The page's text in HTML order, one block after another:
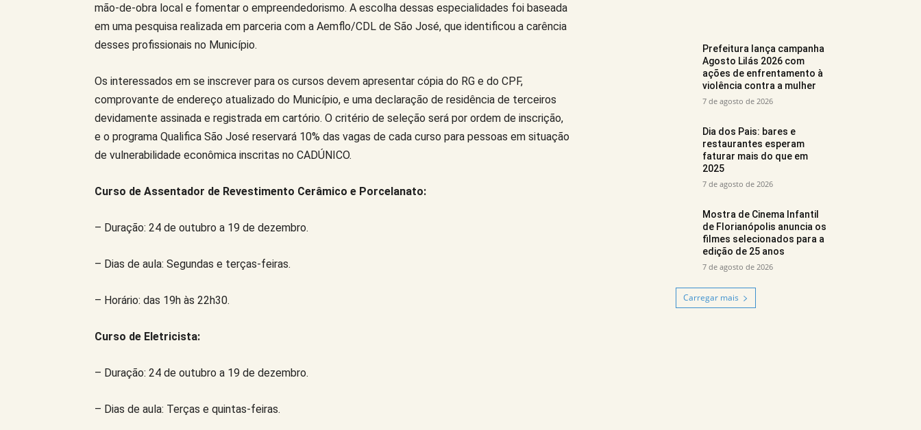
mão-de-obra local e fomentar o empreendedorismo. A escolha dessas especialidades foi baseada
em uma pesquisa realizada em parceria com a Aemflo/CDL de São José, que identificou a carência
desses profissionais no Município.
Os interessados em se inscrever para os cursos devem apresentar cópia do RG e do CPF,
comprovante de endereço atualizado do Município, e uma declaração de residência de terceiros
devidamente assinada e registrada em cartório. O critério de seleção será por ordem de inscrição,
e o programa Qualifica São José reservará 10% das vagas de cada curso para pessoas em situação
de vulnerabilidade econômica inscritas no CADÚNICO.
Curso de Assentador de Revestimento Cerâmico e Porcelanato:
– Duração: 24 de outubro a 19 de dezembro.
– Dias de aula: Segundas e terças-feiras.
– Horário: das 19h às 22h30.
Curso de Eletricista:
– Duração: 24 de outubro a 19 de dezembro.
– Dias de aula: Terças e quintas-feiras.
Prefeitura lança campanha
Agosto Lilás 2026 com
ações de enfrentamento à
violência contra a mulher
7 de agosto de 2026
Dia dos Pais: bares e
restaurantes esperam
faturar mais do que em
2025
7 de agosto de 2026
Mostra de Cinema Infantil
de Florianópolis anuncia os
filmes selecionados para a
edição de 25 anos
7 de agosto de 2026
Carregar mais